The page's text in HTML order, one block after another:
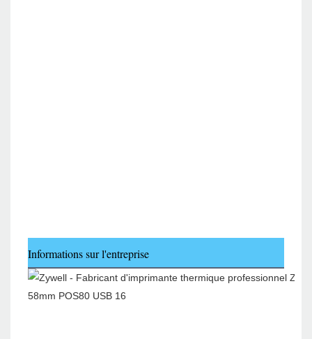
Informations sur l'entreprise